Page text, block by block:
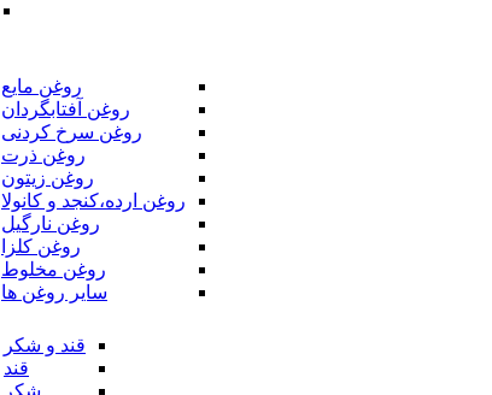
روغن مایع
روغن آفتابگردان
روغن سرخ کردنی
روغن ذرت
روغن زیتون
روغن ارده،کنجد و کانولا
روغن نارگیل
روغن کلزا
روغن مخلوط
سایر روغن ها
قند و شکر
قند